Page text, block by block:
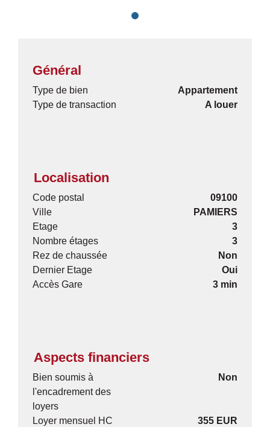
Général
Type de bien
Appartement
Type de transaction
A louer
Localisation
Code postal
09100
Ville
PAMIERS
Etage
3
Nombre étages
3
Rez de chaussée
Non
Dernier Etage
Oui
Accès Gare
3 min
Aspects financiers
Bien soumis à
l'encadrement des
loyers
Non
Loyer mensuel HC
355 EUR